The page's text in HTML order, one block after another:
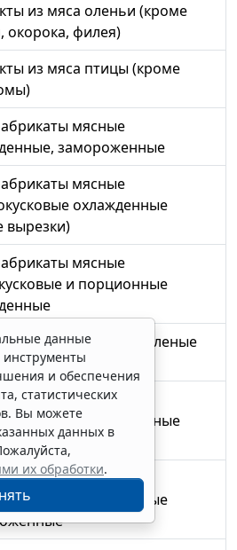
из мяса оленьи (кроме
окорока, филея)
из мяса птицы (кроме
мясные
замороженные
мясные
охлажденные
вырезки)
мясные
и порционные
мясные рубленые
мясные
замороженные
вырезки)
мясные
и порционные
данные
инструменты
и обеспечения
статистических
Вы можете
данных в
их обработки.